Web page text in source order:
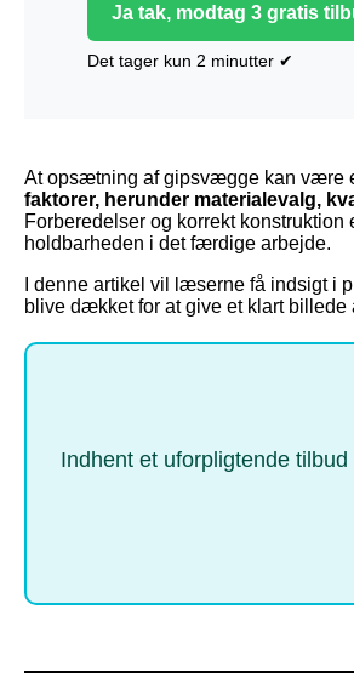
Ja tak, modtag 3 gratis
Det tager kun 2 minutter ✔
At opsætning af gipsvægge kan være
faktorer, herunder materialevalg,
Forberedelser og korrekt
holdbarheden i det færdige arbejde.
I denne artikel vil læserne få indsigt i
blive dækket for at give et klart billede
Indhent et uforpligtende